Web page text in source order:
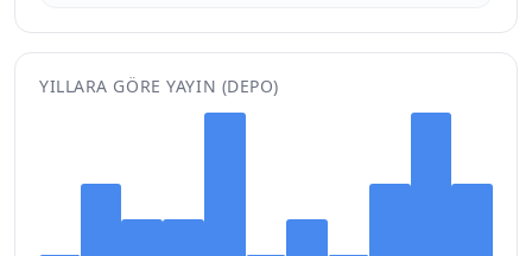
YILLARA GÖRE YAYIN (DEPO)